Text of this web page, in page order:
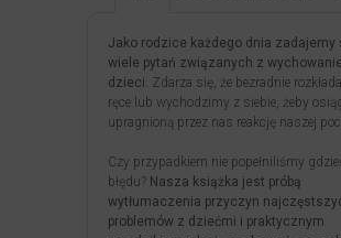
Jako rodzice każdego dnia zadajemy
wiele pytań związanych z
dzieci. Zdarza się, że bezradnie
ręce lub wychodzimy z siebie, żeby
upragnioną przez nas reakcję naszej
Czy przypadkiem nie popełniliśmy
błędu? Nasza książka jest próbą
wytłumaczenia przyczyn
problemów z dziećmi i praktycznym